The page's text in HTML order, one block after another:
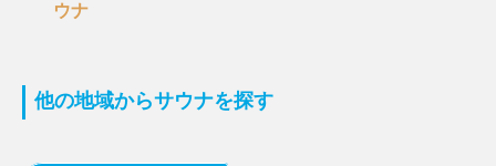
ウナ
他の地域からサウナを探す